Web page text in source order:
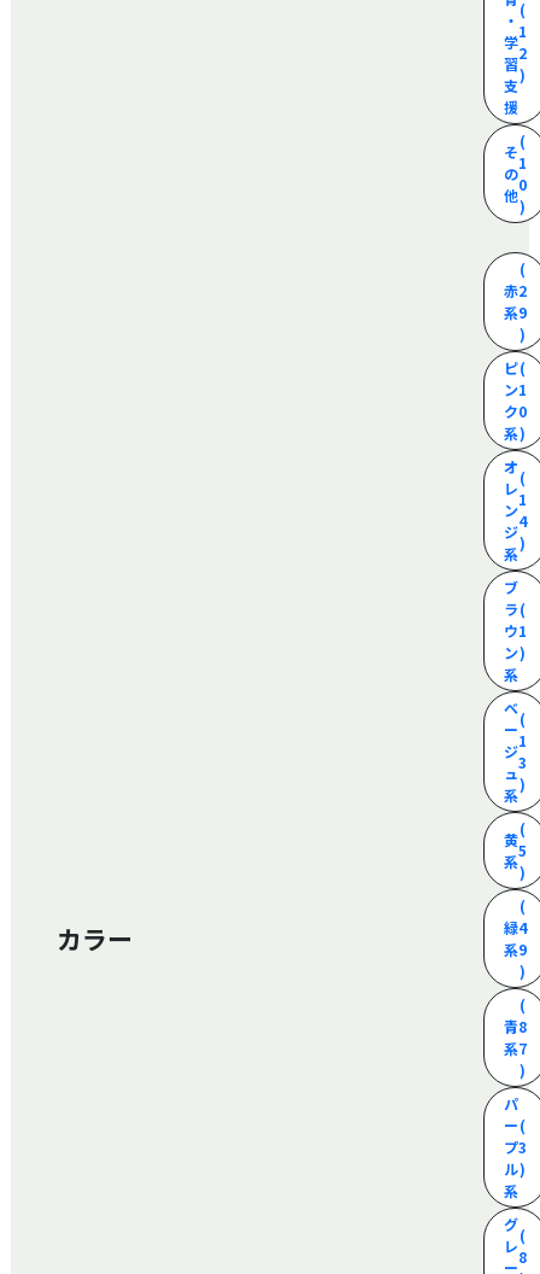
・
学
習
支
援
(
1
2
)
そ
の
他
(
1
0
)
カラー
赤
系
(
2
9
)
ピ
ン
ク
系
(
1
0
)
オ
レ
ン
ジ
系
(
1
4
)
ブ
ラ
ウ
ン
系
(
1
)
ベ
ー
ジ
ュ
系
(
1
3
)
黄
系
(
5
)
緑
系
(
4
9
)
青
系
(
8
7
)
パ
ー
プ
ル
系
(
3
)
グ
レ
ー
(
8